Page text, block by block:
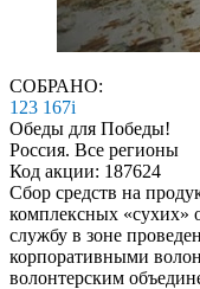
СОБРАНО:
123 167i
Обеды для Победы!
Россия. Все регионы
Код акции: 187624
Сбор средств на
комплексных «сухих»
службу в зоне
корпоративными
волонтерским